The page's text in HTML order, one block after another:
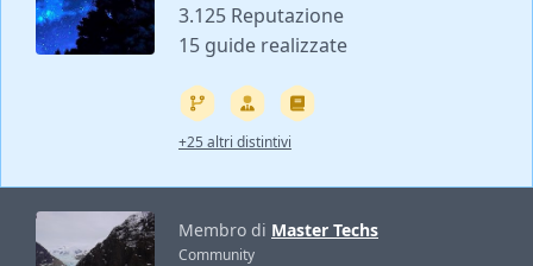
3.125 Reputazione
15 guide realizzate
+25 altri distintivi
Membro di Master Techs
Community